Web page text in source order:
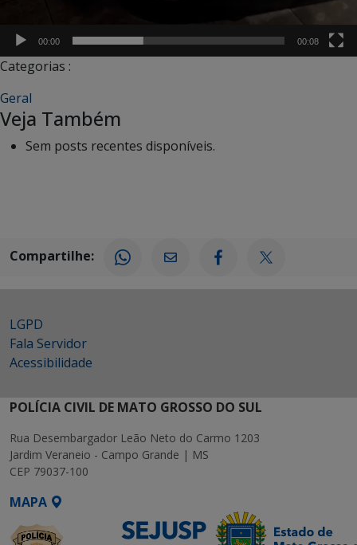
00:00 00:08
Categorias :
Geral
Veja Também
Sem posts recentes disponíveis.
Compartilhe:
LGPD
Fala Servidor
Acessibilidade
POLÍCIA CIVIL DE MATO GROSSO DO SUL
Rua Desembargador Leão Neto do Carmo 1203
Jardim Veraneio - Campo Grande | MS
CEP 79037-100
MAPA